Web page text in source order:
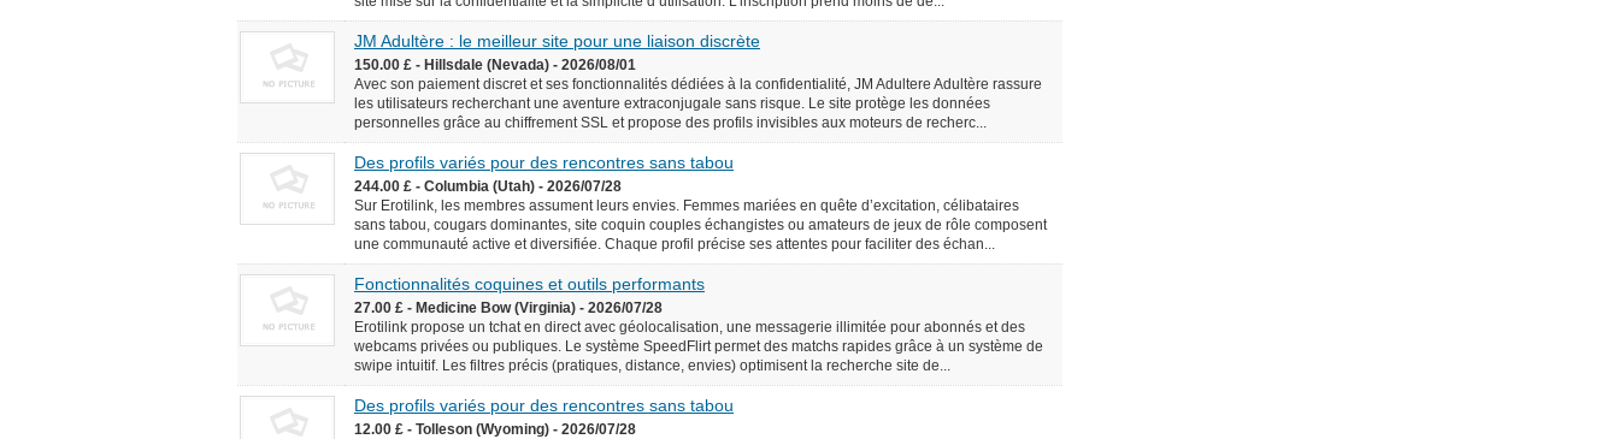
JM Adultère : le meilleur site pour une liaison discrète
150.00 £ - Hillsdale (Nevada) - 2026/08/01
Avec son paiement discret et ses fonctionnalités dédiées à la confidentialité, JM Adultere Adultère rassure
les utilisateurs recherchant une aventure extraconjugale sans risque. Le site protège les données
personnelles grâce au chiffrement SSL et propose des profils invisibles aux moteurs de recherc...
Des profils variés pour des rencontres sans tabou
244.00 £ - Columbia (Utah) - 2026/07/28
Sur Erotilink, les membres assument leurs envies. Femmes mariées en quête d’excitation, célibataires
sans tabou, cougars dominantes, site coquin couples échangistes ou amateurs de jeux de rôle composent
une communauté active et diversifiée. Chaque profil précise ses attentes pour faciliter des échan...
Fonctionnalités coquines et outils performants
27.00 £ - Medicine Bow (Virginia) - 2026/07/28
Erotilink propose un tchat en direct avec géolocalisation, une messagerie illimitée pour abonnés et des
webcams privées ou publiques. Le système SpeedFlirt permet des matchs rapides grâce à un système de
swipe intuitif. Les filtres précis (pratiques, distance, envies) optimisent la recherche site de...
Des profils variés pour des rencontres sans tabou
12.00 £ - Tolleson (Wyoming) - 2026/07/28